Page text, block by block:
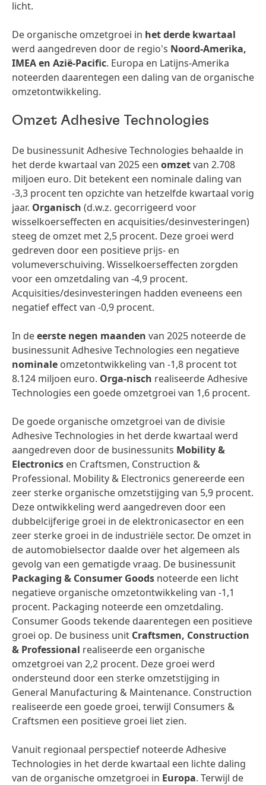
licht.
De organische omzetgroei in het derde kwartaal
werd aangedreven door de regio's Noord-Amerika,
IMEA en Azië-Pacific. Europa en Latijns-Amerika
noteerden daarentegen een daling van de organische
omzetontwikkeling.
Omzet Adhesive Technologies
De businessunit Adhesive Technologies behaalde in
het derde kwartaal van 2025 een omzetvan 2.708
miljoen euro. Dit betekent een nominale daling van
-3,3 procent ten opzichte van hetzelfde kwartaal vorig
jaar. Organisch (d.w.z. gecorrigeerd voor
wisselkoerseffecten en acquisities/desinvesteringen)
steeg de omzet met 2,5 procent. Deze groei werd
gedreven door een positieve prijs- en
volumeverschuiving. Wisselkoerseffecten zorgden
voor een omzetdaling van -4,9 procent.
Acquisities/desinvesteringen hadden eveneens een
negatief effect van -0,9 procent.
In deeerste negen maanden van 2025 noteerde de
businessunit Adhesive Technologies een negatieve
nominale omzetontwikkeling van -1,8 procent tot
8.124 miljoen euro. Orga-nisch realiseerde Adhesive
Technologies een goede omzetgroei van 1,6 procent.
De goede organische omzetgroei van de divisie
Adhesive Technologies in het derde kwartaal werd
aangedreven door de businessunits Mobility &
Electronics en Craftsmen, Construction &
Professional. Mobility & Electronics genereerde een
zeer sterke organische omzetstijging van 5,9 procent.
Deze ontwikkeling werd aangedreven door een
dubbelcijferige groei in de elektronicasector en een
zeer sterke groei in de industriële sector. De omzet in
de automobielsector daalde over het algemeen als
gevolg van een gematigde vraag. De businessunit
Packaging & Consumer Goods noteerde een licht
negatieve organische omzetontwikkeling van -1,1
procent. Packaging noteerde een omzetdaling.
Consumer Goods tekende daarentegen een positieve
groei op. De business unit Craftsmen, Construction
& Professional realiseerde een organische
omzetgroei van 2,2 procent. Deze groei werd
ondersteund door een sterke omzetstijging in
General Manufacturing & Maintenance. Construction
realiseerde een goede groei, terwijl Consumers &
Craftsmen een positieve groei liet zien.
Vanuit regionaal perspectief noteerde Adhesive
Technologies in het derde kwartaal een lichte daling
van de organische omzetgroei in Europa. Terwijl de